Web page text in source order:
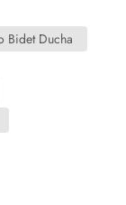
Bidet Ducha